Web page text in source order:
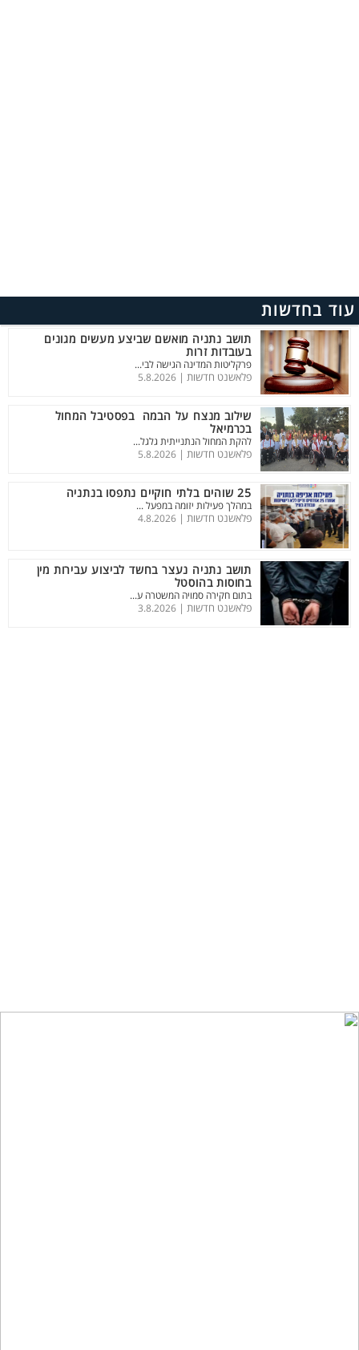
עוד בחדשות
תושב נתניה מואשם שביצע מעשים מגונים
בעובדות זרות
פרקליטות המדינה הגישה לבי...
פלאשנט חדשות | 5.8.2026
שילוב מנצח על הבמה בפסטיבל המחול
בכרמיאל
להקת המחול הנתנייתית גלגל...
פלאשנט חדשות | 5.8.2026
25 שוהים בלתי חוקיים נתפסו בנתניה
במהלך פעילות יזומה במפעל ...
פלאשנט חדשות | 4.8.2026
תושב נתניה נעצר בחשד לביצוע עבירות מין
בחוסות בהוסטל
בתום חקירה סמויה המשטרה ע...
פלאשנט חדשות | 3.8.2026